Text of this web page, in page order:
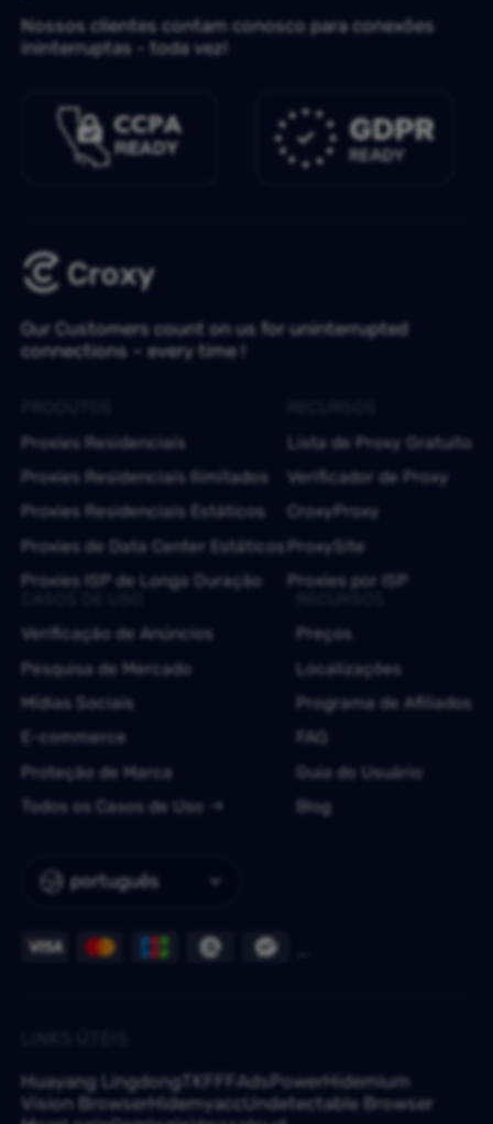
Nossos clientes contam conosco para conexões
ininterruptas - toda vez!
Our Customers count on us for uninterrupted
connections – every time !
português
Proxies Residenciais
Proxies Residenciais Ilimitados
Proxies Residenciais Estáticos
Proxies de Data Center Estáticos
Proxies ISP de Longa Duração
Lista de Proxy Gratuito
Verificador de Proxy
CroxyProxy
ProxySite
Proxies por ISP
Verificação de Anúncios
Pesquisa de Mercado
Mídias Sociais
E-commerce
Proteção de Marca
Todos os Casos de Uso
Preços
Localizações
Programa de Afiliados
FAQ
Guia do Usuário
Blog
Huayang Lingdong TKFFF AdsPowerHidemium
Vision BrowserHidemyaccUndetectable Browser